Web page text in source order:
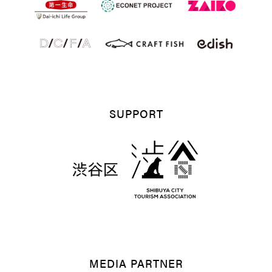
SUPPORT
MEDIA PARTNER